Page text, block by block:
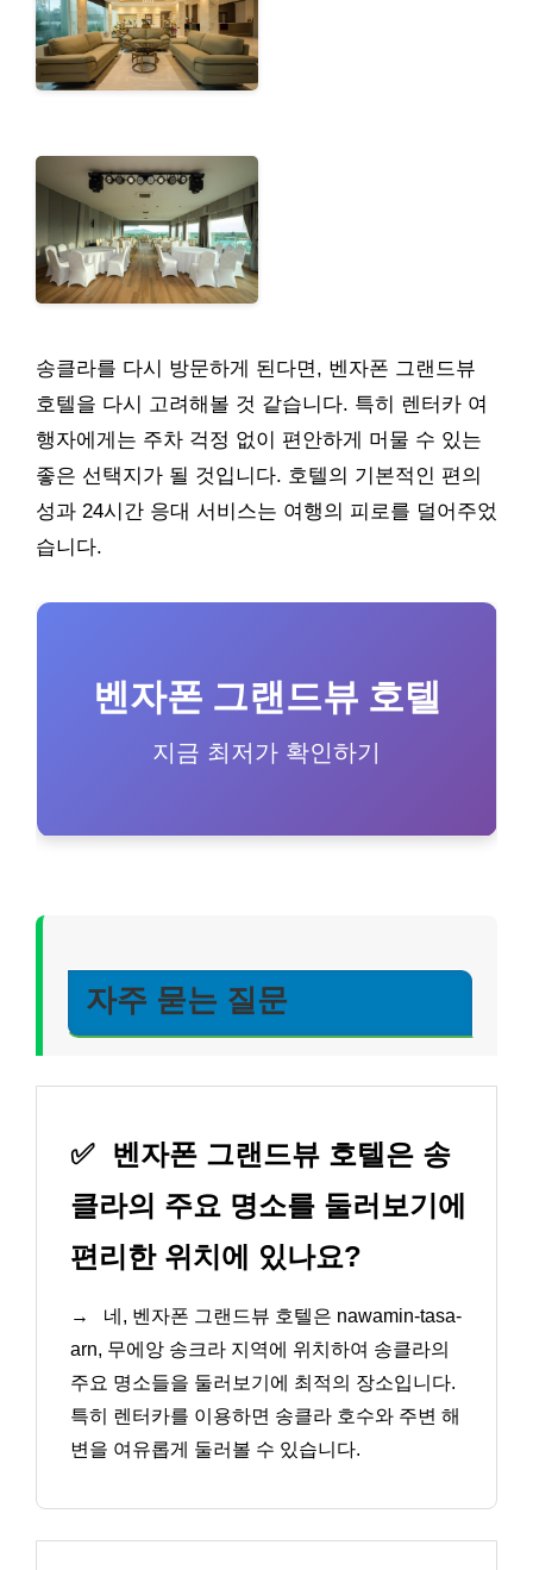
송클라를 다시 방문하게 된다면, 벤자폰 그랜드뷰
호텔을 다시 고려해볼 것 같습니다. 특히 렌터카 여
행자에게는 주차 걱정 없이 편안하게 머물 수 있는
좋은 선택지가 될 것입니다. 호텔의 기본적인 편의
성과 24시간 응대 서비스는 여행의 피로를 덜어주었
습니다.
벤자폰 그랜드뷰 호텔
지금 최저가 확인하기
자주 묻는 질문
✅
벤자폰 그랜드뷰 호텔은 송
클라의 주요 명소를 둘러보기에
편리한 위치에 있나요?
→
네, 벤자폰 그랜드뷰 호텔은 nawamin-tasa-
arn, 무에앙 송크라 지역에 위치하여 송클라의
주요 명소들을 둘러보기에 최적의 장소입니다.
특히 렌터카를 이용하면 송클라 호수와 주변 해
변을 여유롭게 둘러볼 수 있습니다.